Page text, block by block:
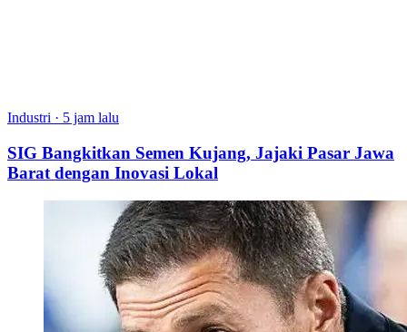
Industri · 5 jam lalu
SIG Bangkitkan Semen Kujang, Jajaki Pasar Jawa
Barat dengan Inovasi Lokal